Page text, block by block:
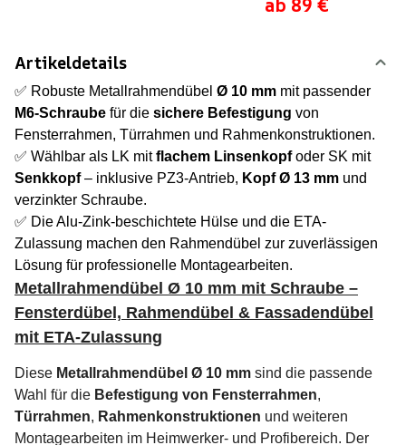
ab 89 €
Artikeldetails
✅ Robuste Metallrahmendübel Ø 10 mm mit passender
M6-Schraube für die sichere Befestigung von
Fensterrahmen, Türrahmen und Rahmenkonstruktionen.
✅ Wählbar als LK mitflachem Linsenkopfoder SK mit
Senkkopf– inklusive PZ3-Antrieb, Kopf Ø 13 mm und
verzinkter Schraube.
✅ Die Alu-Zink-beschichtete Hülse und die ETA-
Zulassung machen den Rahmendübel zur zuverlässigen
Lösung für professionelle Montagearbeiten.
Metallrahmendübel Ø 10 mm mit Schraube –
Fensterdübel, Rahmendübel & Fassadendübel
mit ETA-Zulassung
Diese Metallrahmendübel Ø 10 mm sind die passende
Wahl für die Befestigung von Fensterrahmen,
Türrahmen, Rahmenkonstruktionen und weiteren
Montagearbeiten im Heimwerker- und Profibereich. Der